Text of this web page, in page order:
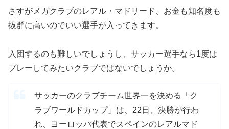
さすがメガクラブのレアル・マドリード、お金も知名度も
抜群に高いのでいい選手が入ってきます。
入団するのも難しいでしょうし、サッカー選手なら1度は
プレーしてみたいクラブではないでしょうか。
サッカーのクラブチーム世界一を決める「ク
ラブワールドカップ」は、22日、決勝が行わ
れ、ヨーロッパ代表でスペインのレアルマド